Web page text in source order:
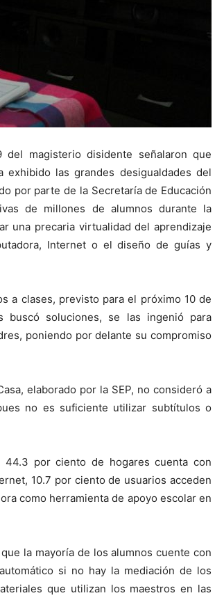
magisterio disidente señalaron que
las grandes desigualdades del
por parte de la Secretaría de Educación
de millones de alumnos durante la
una precaria virtualidad del aprendizaje
Internet o el diseño de guías y
a clases, previsto para el próximo 10 de
buscó soluciones, se las ingenió para
poniendo por delante su compromiso
elaborado por la SEP, no consideró a
no es suficiente utilizar subtítulos o
por ciento de hogares cuenta con
10.7 por ciento de usuarios acceden
como herramienta de apoyo escolar en
la mayoría de los alumnos cuente con
si no hay la mediación de los
que utilizan los maestros en las